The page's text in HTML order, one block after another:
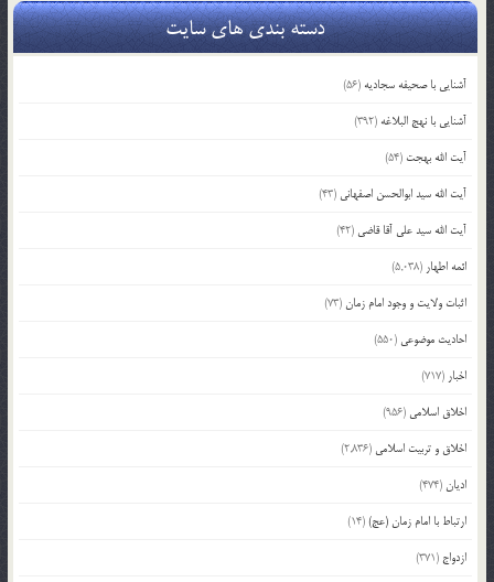
دسته بندی های سایت
آشنایی با صحیفه سجادیه (56)
آشنایی با نهج البلاغه (392)
آیت الله بهجت (54)
آیت الله سید ابوالحسن اصفهانی (43)
آیت الله سید علی آقا قاضی (42)
ائمه اطهار (5,038)
اثبات ولایت و وجود امام زمان(73)
احادیث موضوعی (550)
اخبار (717)
اخلاق اسلامی (956)
اخلاق و تربیت اسلامی (2,836)
ادیان(474)
ارتباط با امام زمان (عج)(14)
ازدواج (371)